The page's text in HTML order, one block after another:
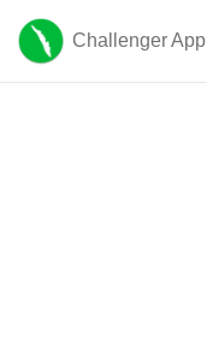
Challenger App